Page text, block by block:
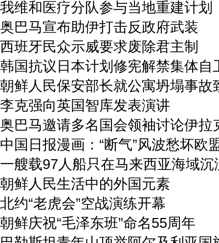
我维和医疗分队参与当地重建计划
奥巴马宣布助伊打击反政府武装
西班牙民众示威要求废除君主制
韩国抗议日本计划修宪解禁集体自
朝鲜人民保安部长就公寓坍塌事故
李克强向英国智库发表演讲
奥巴马邀请多名国会领袖讨论伊拉
中国日报漫画：“断气”风波愁坏欧
一艘载97人船只在马来西亚海域
朝鲜人民生活中的外国元素
北约“老虎会”空战演练开幕
朝鲜庆祝“毛泽东班”命名55周年